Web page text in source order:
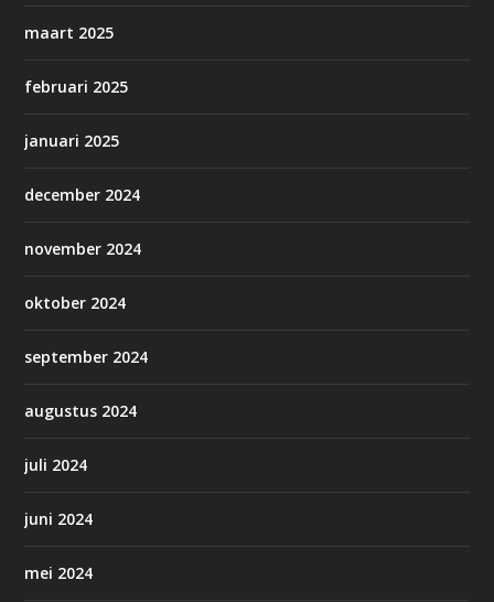
maart 2025
februari 2025
januari 2025
december 2024
november 2024
oktober 2024
september 2024
augustus 2024
juli 2024
juni 2024
mei 2024